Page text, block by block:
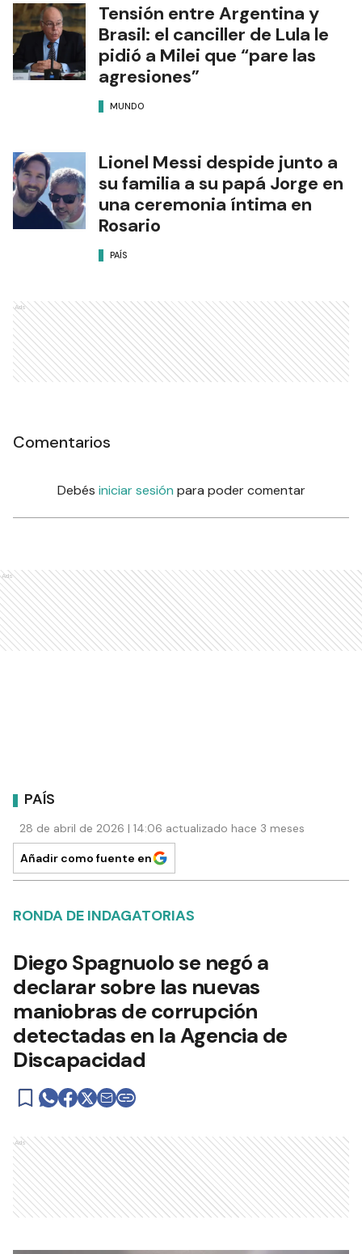
Tensión entre Argentina y
Brasil: el canciller de Lula le
pidió a Milei que “pare las
agresiones”
MUNDO
Lionel Messi despide junto a
su familia a su papá Jorge en
una ceremonia íntima en
Rosario
PAÍS
Ads
Comentarios
Debés iniciar sesión para poder comentar
Ads
PAÍS
28 de abril de 2026 | 14:06 actualizado hace 3 meses
Añadir como fuente en
RONDA DE INDAGATORIAS
Diego Spagnuolo se negó a
declarar sobre las nuevas
maniobras de corrupción
detectadas en la Agencia de
Discapacidad
Ads